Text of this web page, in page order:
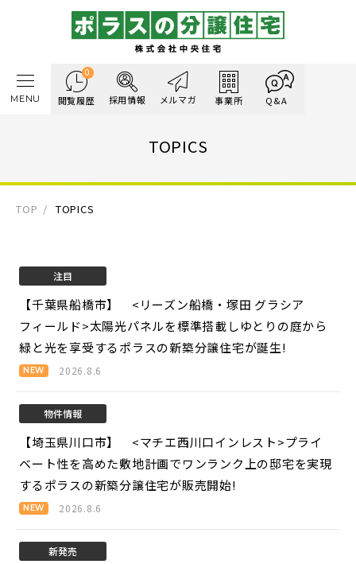
0
閲覧履歴 採用情報 メルマガ 事業所 Q&A
MENU
TOPICS
TOP TOPICS
注目
【千葉県船橋市】 <リーズン船橋・塚田 グラシア
フィールド>太陽光パネルを標準搭載しゆとりの庭から
緑と光を享受するポラスの新築分譲住宅が誕生!
2026.8.6
物件情報
【埼玉県川口市】 <マチエ西川口インレスト>プライ
ベート性を高めた敷地計画でワンランク上の邸宅を実現
するポラスの新築分譲住宅が販売開始!
2026.8.6
新発売